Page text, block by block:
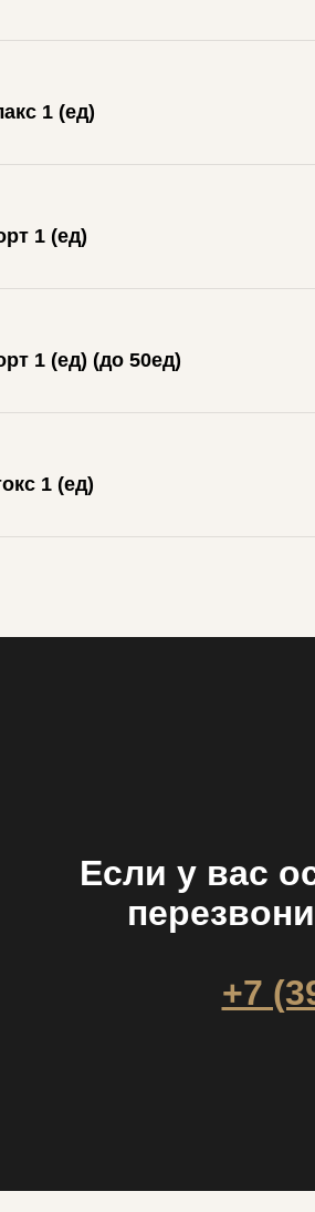
1 (ед)
1 (ед)
1 (ед) (до 50ед)
1 (ед)
Если у вас
+7